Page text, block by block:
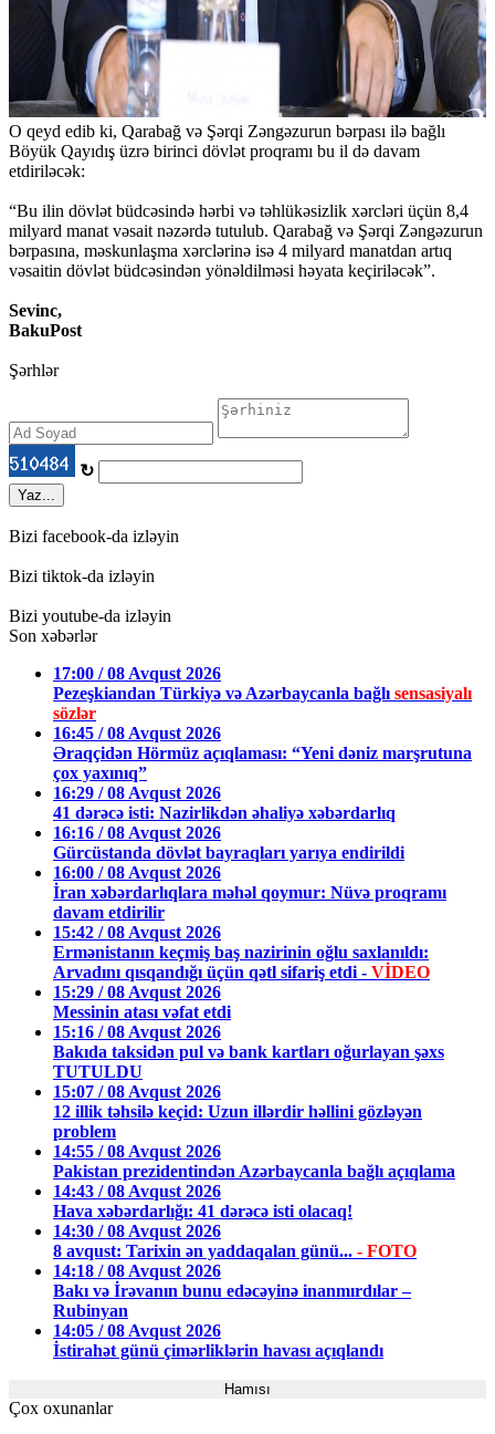
O qeyd edib ki, Qarabağ və Şərqi Zəngəzurun bərpası ilə bağlı
Böyük Qayıdış üzrə birinci dövlət proqramı bu il də davam
etdiriləcək:
“Bu ilin dövlət büdcəsində hərbi və təhlükəsizlik xərcləri üçün 8,4
milyard manat vəsait nəzərdə tutulub. Qarabağ və Şərqi Zəngəzurun
bərpasına, məskunlaşma xərclərinə isə 4 milyard manatdan artıq
vəsaitin dövlət büdcəsindən yönəldilməsi həyata keçiriləcək”.
Sevinc,
BakuPost
Şərhlər
↻
Yaz...
Bizi facebook-da izləyin
Bizi tiktok-da izləyin
Bizi youtube-da izləyin
Son xəbərlər
17:00 / 08 Avqust 2026
Pezeşkiandan Türkiyə və Azərbaycanla bağlı sensasiyalı
sözlər
16:45 / 08 Avqust 2026
Əraqçidən Hörmüz açıqlaması: “Yeni dəniz marşrutuna
çox yaxınıq”
16:29 / 08 Avqust 2026
41 dərəcə isti: Nazirlikdən əhaliyə xəbərdarlıq
16:16 / 08 Avqust 2026
Gürcüstanda dövlət bayraqları yarıya endirildi
16:00 / 08 Avqust 2026
İran xəbərdarlıqlara məhəl qoymur: Nüvə proqramı
davam etdirilir
15:42 / 08 Avqust 2026
Ermənistanın keçmiş baş nazirinin oğlu saxlanıldı:
Arvadını qısqandığı üçün qətl sifariş etdi - VİDEO
15:29 / 08 Avqust 2026
Messinin atası vəfat etdi
15:16 / 08 Avqust 2026
Bakıda taksidən pul və bank kartları oğurlayan şəxs
TUTULDU
15:07 / 08 Avqust 2026
12 illik təhsilə keçid: Uzun illərdir həllini gözləyən
problem
14:55 / 08 Avqust 2026
Pakistan prezidentindən Azərbaycanla bağlı açıqlama
14:43 / 08 Avqust 2026
Hava xəbərdarlığı: 41 dərəcə isti olacaq!
14:30 / 08 Avqust 2026
8 avqust: Tarixin ən yaddaqalan günü... - FOTO
14:18 / 08 Avqust 2026
Bakı və İrəvanın bunu edəcəyinə inanmırdılar –
Rubinyan
14:05 / 08 Avqust 2026
İstirahət günü çimərliklərin havası açıqlandı
Hamısı
Çox oxunanlar